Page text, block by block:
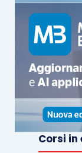
vincolanti,
quelle della
Corsi in